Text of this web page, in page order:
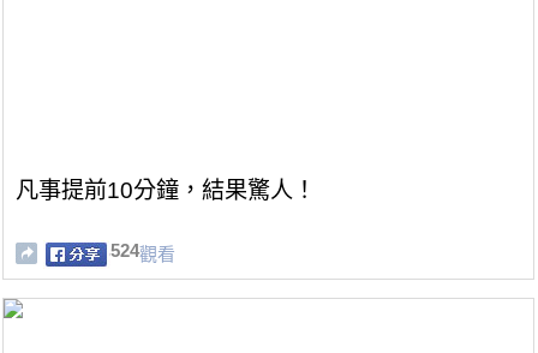
凡事提前10分鐘，結果驚人！
524觀看